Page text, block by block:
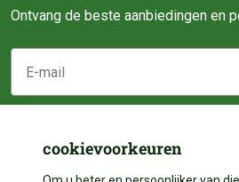
Ontvang de beste aanbiedingen en
E-mail
Klantenservice
cookievoorkeuren